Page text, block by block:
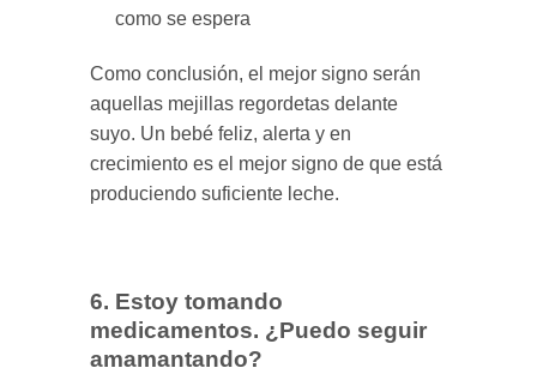
como se espera
Como conclusión, el mejor signo serán
aquellas mejillas regordetas delante
suyo. Un bebé feliz, alerta y en
crecimiento es el mejor signo de que está
produciendo suficiente leche.
6. Estoy tomando
medicamentos. ¿Puedo seguir
amamantando?